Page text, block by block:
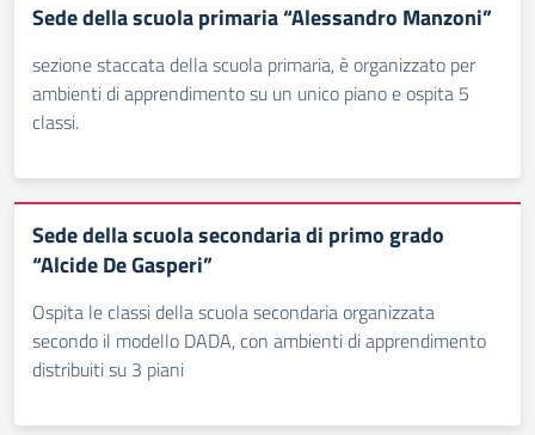
Sede della scuola primaria “Alessandro Manzoni”
sezione staccata della scuola primaria, è organizzato per
ambienti di apprendimento su un unico piano e ospita 5
classi.
Sede della scuola secondaria di primo grado
“Alcide De Gasperi”
Ospita le classi della scuola secondaria organizzata
secondo il modello DADA, con ambienti di apprendimento
distribuiti su 3 piani